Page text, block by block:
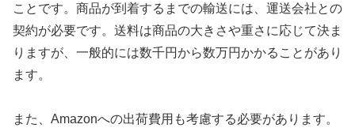
ことです。商品が到着するまでの輸送には、運送会社との
契約が必要です。送料は商品の大きさや重さに応じて決ま
りますが、一般的には数千円から数万円かかることがあり
ます。
また、Amazonへの出荷費用も考慮する必要があります。